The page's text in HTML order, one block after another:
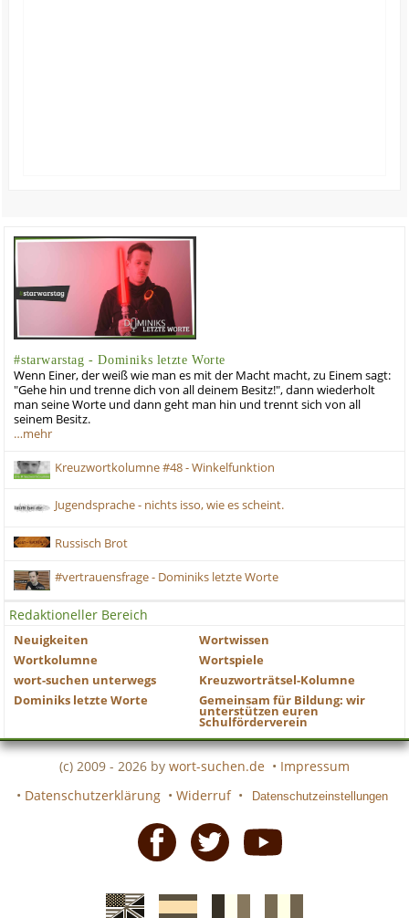
#starwarstag - Dominiks letzte Worte
Wenn Einer, der weiß wie man es mit der Macht macht, zu Einem sagt:
"Gehe hin und trenne dich von all deinem Besitz!", dann wiederholt
man seine Worte und dann geht man hin und trennt sich von all
seinem Besitz.
…mehr
Kreuzwortkolumne #48 - Winkelfunktion
Jugendsprache - nichts isso, wie es scheint.
Russisch Brot
#vertrauensfrage - Dominiks letzte Worte
Redaktioneller Bereich
Neuigkeiten
Wortwissen
Wortkolumne
Wortspiele
wort-suchen unterwegs
Kreuzworträtsel-Kolumne
Dominiks letzte Worte
Gemeinsam für Bildung: wir
unterstützen euren
Schulförderverein
(c) 2009 - 2026 by wort-suchen.de • Impressum
• Datenschutzerklärung • Widerruf • Datenschutzeinstellungen